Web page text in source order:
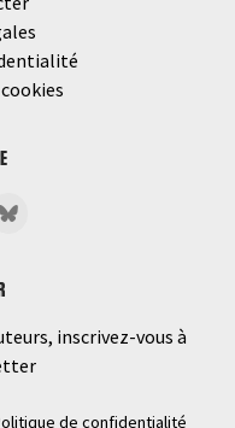
inscrivez-vous à
de confidentialité